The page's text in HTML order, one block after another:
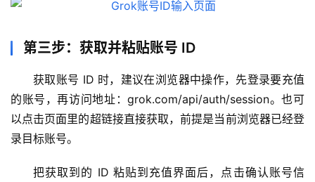
第三步：获取并粘贴账号 ID
获取账号 ID 时，建议在浏览器中操作，先登录要充值
的账号，再访问地址：grok.com/api/auth/session。也可
以点击页面里的超链接直接获取，前提是当前浏览器已经登
录目标账号。
把获取到的 ID 粘贴到充值界面后，点击确认账号信